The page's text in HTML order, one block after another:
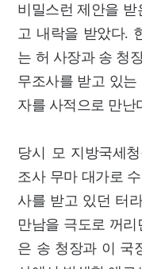
비밀스런 제안을
고 내락을 받았다.
는 허 사장과 송 청
무조사를 받고 있
자를 사적으로 만난
당시 모 지방국세
조사 무마 대가로
사를 받고 있던 터
만남을 극도로 꺼
은 송 청장과 이 국